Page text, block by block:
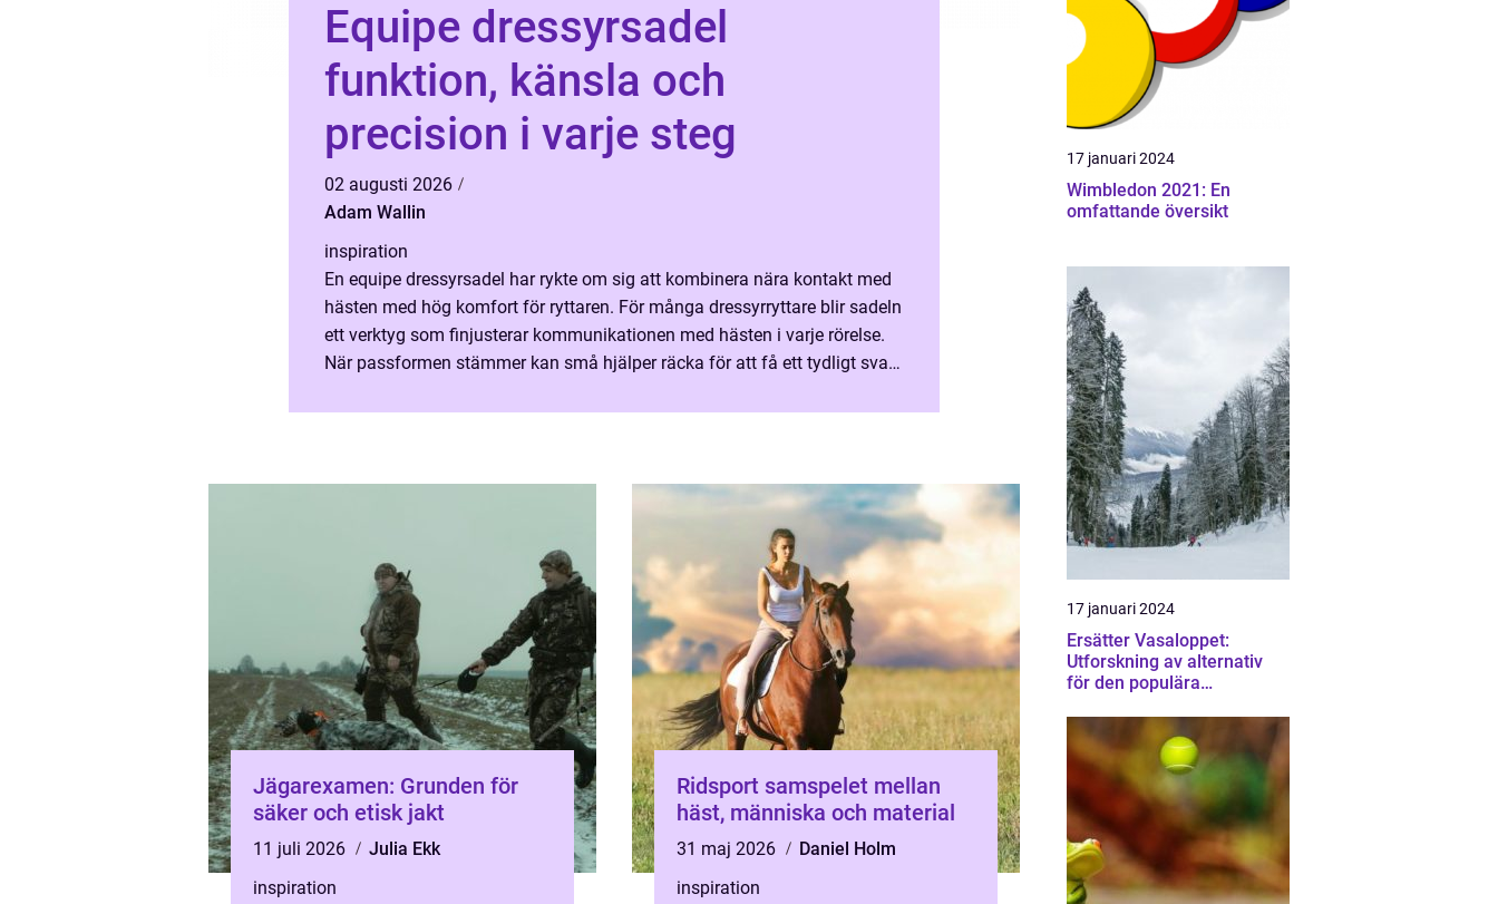
Equipe dressyrsadel
funktion, känsla och
precision i varje steg
02 augusti 2026
Adam Wallin
inspiration
En equipe dressyrsadel har rykte om sig att kombinera nära kontakt med
hästen med hög komfort för ryttaren. För många dressyrryttare blir sadeln
ett verktyg som finjusterar kommunikationen med hästen i varje rörelse.
När passformen stämmer kan små hjälper räcka för att få ett tydligt svar,
Jägarexamen: Grunden för
säker och etisk jakt
11 juli 2026
Julia Ekk
inspiration
Ridsport samspelet mellan
häst, människa och material
31 maj 2026
Daniel Holm
inspiration
17 januari 2024
Wimbledon 2021: En
omfattande översikt
17 januari 2024
Ersätter Vasaloppet:
Utforskning av alternativ
för den populära